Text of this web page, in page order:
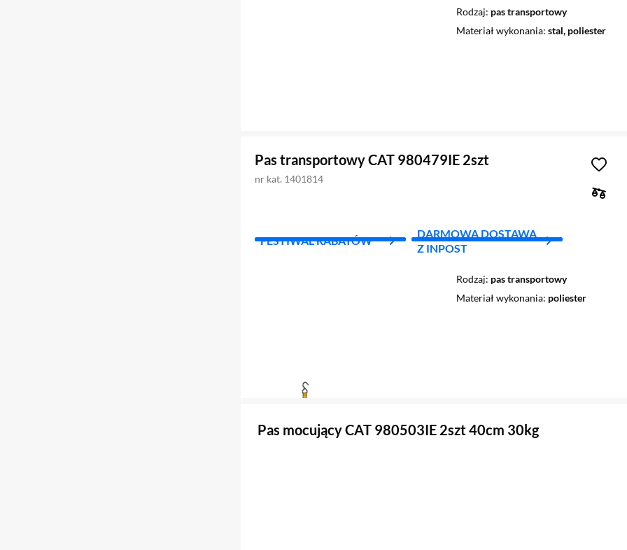
Rodzaj pas transportowy
Materiał wykonania stal, poliester
Pas transportowy CAT 980479IE 2szt
nr kat. 1401814
FESTIWAL RABATÓW
DARMOWA DOSTAWA
Z INPOST
Rodzaj pas transportowy
Materiał wykonania poliester
Pas mocujący CAT 980503IE 2szt 40cm 30kg